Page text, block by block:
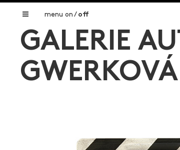
menu on / off
Home
Galerie filmových klapek
Aktuální výstavy
GALERIE